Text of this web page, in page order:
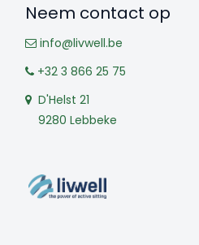
Neem contact op
info@livwell.be
+32 3 866 25 75
D'Helst 21
9280 Lebbeke